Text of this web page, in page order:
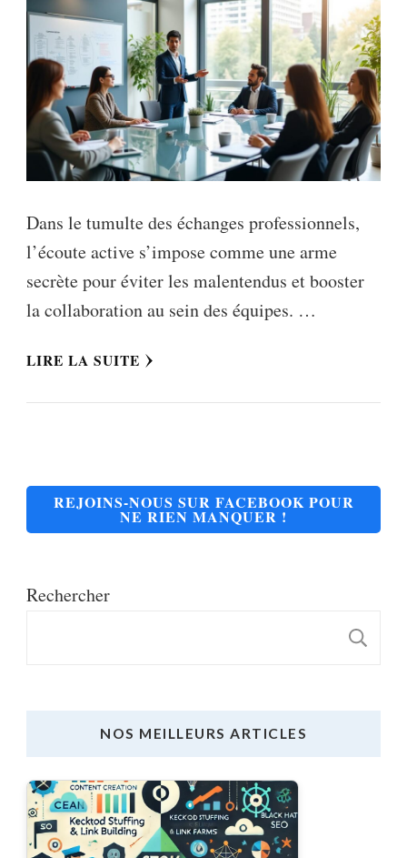
Dans le tumulte des échanges professionnels,
l’écoute active s’impose comme une arme
secrète pour éviter les malentendus et booster
la collaboration au sein des équipes. …
LIRE LA SUITE
REJOINS-NOUS SUR FACEBOOK POUR
NE RIEN MANQUER !
Rechercher
NOS MEILLEURS ARTICLES